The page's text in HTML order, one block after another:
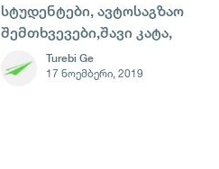
სტუდენტები, ავტოსაგზაო
შემთხვევები,შავი კატა,
ელისაბედ I და ნავთობის
დღე - 17 ნოემბერი
Turebi Ge
17 ნოემბერი, 2019